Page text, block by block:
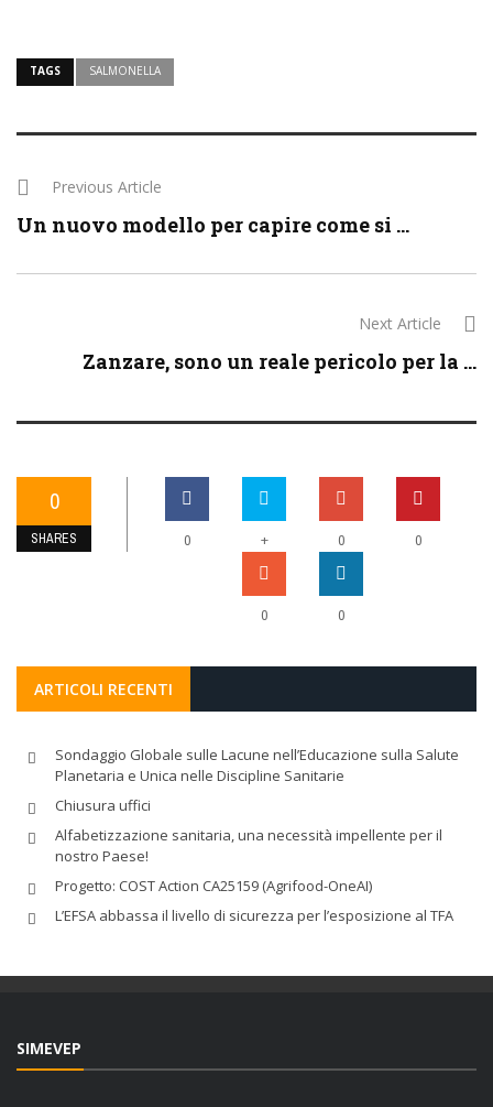
TAGS SALMONELLA
Previous Article
Un nuovo modello per capire come si ...
Next Article
Zanzare, sono un reale pericolo per la ...
0
SHARES 0 + 0 0
0 0
ARTICOLI RECENTI
Sondaggio Globale sulle Lacune nell’Educazione sulla Salute
Planetaria e Unica nelle Discipline Sanitarie
Chiusura uffici
Alfabetizzazione sanitaria, una necessità impellente per il
nostro Paese!
Progetto: COST Action CA25159 (Agrifood-OneAI)
L’EFSA abbassa il livello di sicurezza per l’esposizione al TFA
SIMEVEP